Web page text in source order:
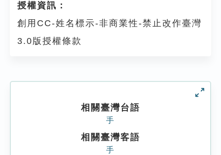
授權資訊：
創用CC-姓名標示-非商業性-禁止改作臺灣
3.0版授權條款
相關臺灣台語
手
相關臺灣客語
手